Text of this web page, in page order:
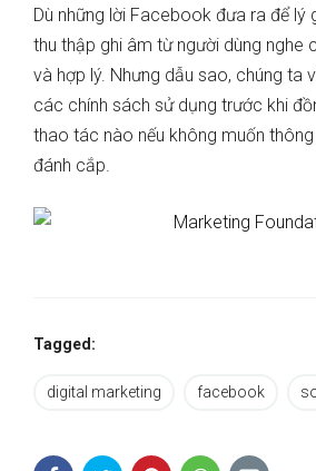
Dù những lời Facebook đưa ra để lý
thu thập ghi âm từ người dùng nghe
và hợp lý. Nhưng dẫu sao, chúng ta
các chính sách sử dụng trước khi
thao tác nào nếu không muốn
đánh cắp.
Tagged:
digital marketing facebook